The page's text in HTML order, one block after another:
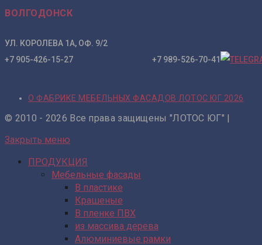
ВОЛГОДОНСК
УЛ. КОРОЛЕВА 1А, ОФ. 9/2
+7 905-426-15-27 +7 989-526-70-41
О ФАБРИКЕ МЕБЕЛЬНЫХ ФАСАДОВ ЛОТОС ЮГ 2026
© 2010 - 2026 Все права защищены "ЛОТОС ЮГ" |
Закрыть меню
ПРОДУКЦИЯ
Мебельные фасады
В пластике
Крашеные
В пленке ПВХ
из массива дерева
Алюминиевые рамки